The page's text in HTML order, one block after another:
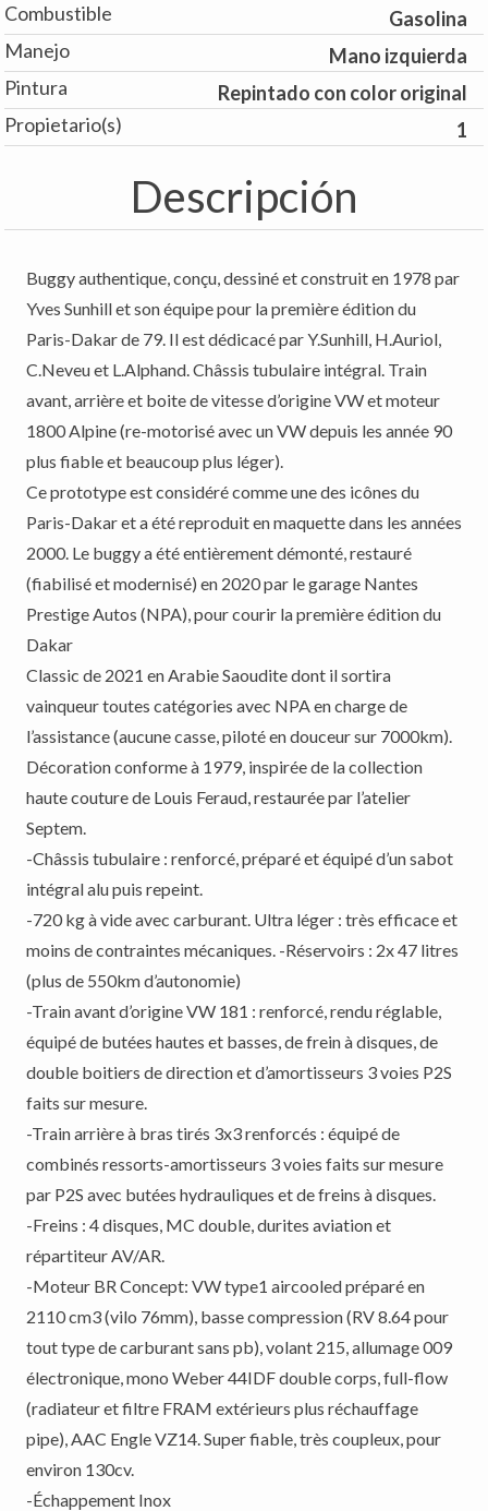
Combustible
Gasolina
Manejo
Mano izquierda
Pintura
Repintado con color original
Propietario(s)
1
Descripción
Buggy authentique, conçu, dessiné et construit en 1978 par
Yves Sunhill et son équipe pour la première édition du
Paris-Dakar de 79. Il est dédicacé par Y.Sunhill, H.Auriol,
C.Neveu et L.Alphand. Châssis tubulaire intégral. Train
avant, arrière et boite de vitesse d’origine VW et moteur
1800 Alpine (re-motorisé avec un VW depuis les année 90
plus fiable et beaucoup plus léger).
Ce prototype est considéré comme une des icônes du
Paris-Dakar et a été reproduit en maquette dans les années
2000. Le buggy a été entièrement démonté, restauré
(fiabilisé et modernisé) en 2020 par le garage Nantes
Prestige Autos (NPA), pour courir la première édition du
Dakar
Classic de 2021 en Arabie Saoudite dont il sortira
vainqueur toutes catégories avec NPA en charge de
l’assistance (aucune casse, piloté en douceur sur 7000km).
Décoration conforme à 1979, inspirée de la collection
haute couture de Louis Feraud, restaurée par l’atelier
Septem.
-Châssis tubulaire : renforcé, préparé et équipé d’un sabot
intégral alu puis repeint.
-720 kg à vide avec carburant. Ultra léger : très efficace et
moins de contraintes mécaniques. -Réservoirs : 2x 47 litres
(plus de 550km d’autonomie)
-Train avant d’origine VW 181 : renforcé, rendu réglable,
équipé de butées hautes et basses, de frein à disques, de
double boitiers de direction et d’amortisseurs 3 voies P2S
faits sur mesure.
-Train arrière à bras tirés 3x3 renforcés : équipé de
combinés ressorts-amortisseurs 3 voies faits sur mesure
par P2S avec butées hydrauliques et de freins à disques.
-Freins : 4 disques, MC double, durites aviation et
répartiteur AV/AR.
-Moteur BR Concept: VW type1 aircooled préparé en
2110 cm3 (vilo 76mm), basse compression (RV 8.64 pour
tout type de carburant sans pb), volant 215, allumage 009
électronique, mono Weber 44IDF double corps, full-flow
(radiateur et filtre FRAM extérieurs plus réchauffage
pipe), AAC Engle VZ14. Super fiable, très coupleux, pour
environ 130cv.
-Échappement Inox